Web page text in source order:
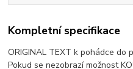
Kompletní specifikace
ORIGINAL TEXT k pohádce do
Pokud se nezobrazí možnost